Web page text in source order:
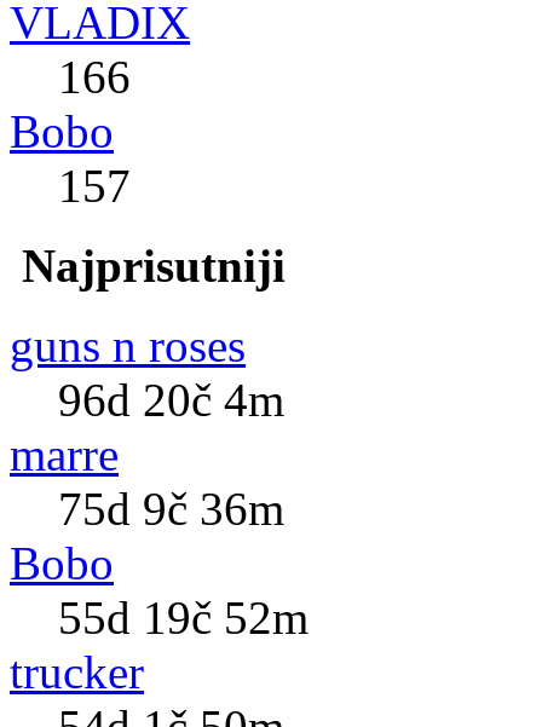
VLADIX
166
Bobo
157
Najprisutniji
guns n roses
96d 20č 4m
marre
75d 9č 36m
Bobo
55d 19č 52m
trucker